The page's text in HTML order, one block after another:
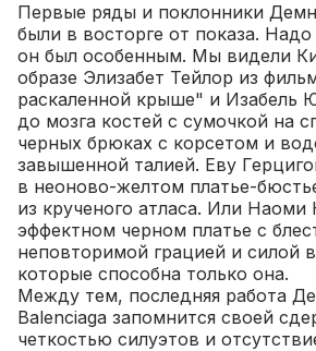
Первые ряды и поклонники
были в восторге от показа.
он был особенным. Мы видели
образе Элизабет Тейлор из
раскаленной крыше" и Изабель
до мозга костей с сумочкой на
черных брюках с корсетом и
завышенной талией. Еву
в неоново-желтом платье-
из крученого атласа. Или Наоми
эффектном черном платье с
неповторимой грацией и силой
которые способна только она.
Между тем, последняя работа
Balenciaga запомнится своей
четкостью силуэтов и